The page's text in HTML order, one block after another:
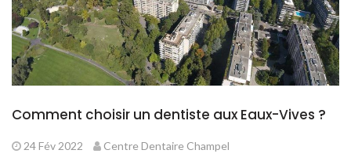
Comment choisir un dentiste aux Eaux-Vives ?
24 Fév 2022 Centre Dentaire Champel